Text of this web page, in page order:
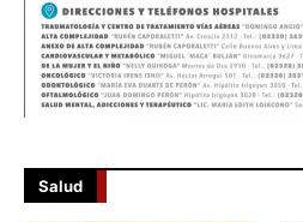
Salud